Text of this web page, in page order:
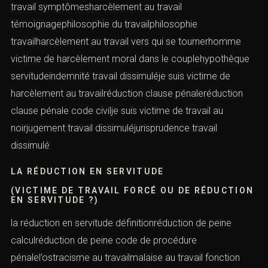
travail symptômesharcèlement au travail
témoignagephilosophie du travailphilosophie
travailharcèlement au travail vers qui se tournerhomme
victime de harcèlement moral dans le couplehypothèque
servitudeindemnité travail dissimuléje suis victime de
harcèlement au travailréduction clause pénaleréduction
clause pénale code civilje suis victime de travail au
noirjugement travail dissimuléjurisprudence travail
dissimulé
LA RÉDUCTION EN SERVITUDE
(VICTIME DE TRAVAIL FORCÉ OU DE RÉDUCTION
EN SERVITUDE ?)
la réduction en servitude définitionréduction de peine
calculréduction de peine code de procédure
pénalel’ostracisme au travailmalaise au travail fonction